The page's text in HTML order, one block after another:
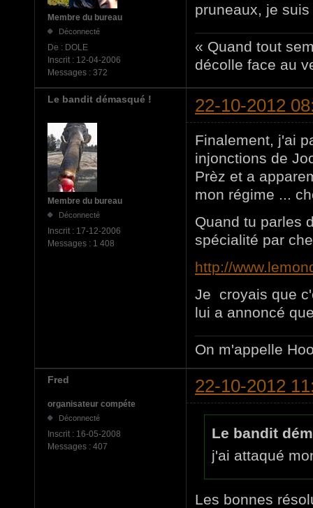
Membre du bureau
Déconnecté
De : DOLE
Inscrit : 12-04-2006
Messages : 372
pruneaux, je
« Quand tout
décolle face au
Le bandit démasqué ! 22-10-2012
Membre du bureau
Déconnecté
Inscrit : 17-12-2006
Messages : 1 408
Finalement, j'ai
injonctions de
Prèz et a
mon régime ...
Quand tu parles
spécialité par
http://
Je croyais que
lui a annoncé
On m'appelle
Fred 22-10-2012
organisateur compéte
Déconnecté
Inscrit : 16-05-2008
Messages : 407
Le bandit
j'ai attaqué
Les bonnes